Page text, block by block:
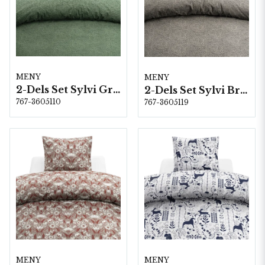
MENY
2-Dels Set Sylvi Grön
767-3605110
MENY
2-Dels Set Sylvi Brun
767-3605119
MENY MENY